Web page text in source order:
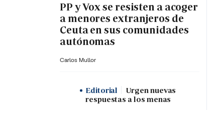
PP y Vox se resisten a acoger
a menores extranjeros de
Ceuta en sus comunidades
autónomas
Carlos Mullor
Editorial
Urgen nuevas
respuestas a los menas